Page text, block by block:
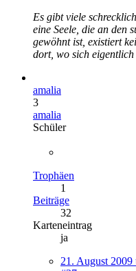
Es gibt viele
eine Seele, die an den
gewöhnt ist, existiert
dort, wo sich
amalia
3
amalia
Schüler
Trophäen
1
Beiträge
32
Karteneintrag
ja
21. August 2009